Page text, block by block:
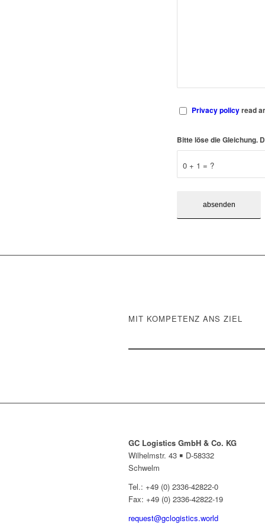
Privacy policyread
0 + 1 = ?
Bitte löse die Gleichung.
MIT KOMPETENZ ANS ZIEL
GC Logistics GmbH & Co. KG
Wilhelmstr. 43 ￭ D-58332
Schwelm
Tel.: +49 (0) 2336-42822-0
Fax: +49 (0) 2336-42822-19
request@gclogistics.world